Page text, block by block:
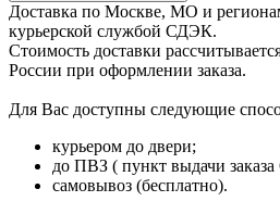
Доставка по Москве, МО и
курьерской службой СДЭК.
Стоимость доставки
России при оформлении заказа.
Для Вас доступны следующие
курьером до двери;
до ПВЗ ( пункт выдачи
самовывоз (бесплатно).